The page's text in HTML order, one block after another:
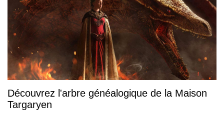
Découvrez l'arbre généalogique de la Maison
Targaryen